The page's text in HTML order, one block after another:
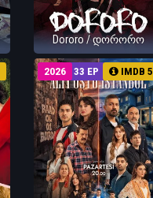
Dororo / დორორო
33 EP
2026 IMDB 5